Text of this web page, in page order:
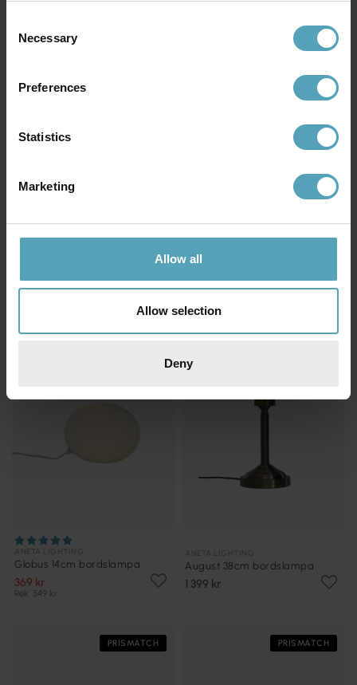
Selection
Necessary
Preferences
Statistics
Marketing
Allow all
Allow selection
Deny
ANETA LIGHTING
Rek. 579 kr
ANETA LIGHTING
849 kr
Globus 14cm bordslampa
369 kr
Rek. 549 kr
August 38cm bordslampa
1 399 kr
PRISMATCH PRISMATCH